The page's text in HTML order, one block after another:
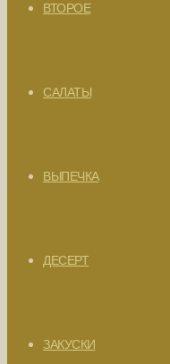
ВТОРОЕ
САЛАТЫ
ВЫПЕЧКА
ДЕСЕРТ
ЗАКУСКИ